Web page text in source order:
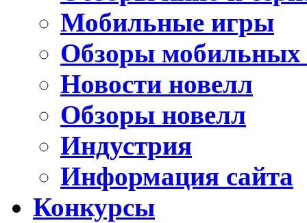
Мобильные игры
Обзоры мобильных
Новости новелл
Обзоры новелл
Индустрия
Информация сайта
Конкурсы